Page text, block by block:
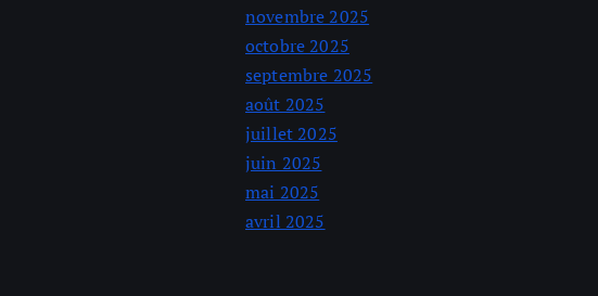
novembre 2025
octobre 2025
septembre 2025
août 2025
juillet 2025
juin 2025
mai 2025
avril 2025